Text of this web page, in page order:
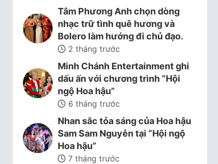
Tâm Phương Anh chọn dòng
nhạc trữ tình quê hương và
Bolero làm hướng đi chủ đạo.
2 tháng trước
Minh Chánh Entertainment ghi
dấu ấn với chương trình “Hội
ngộ Hoa hậu”
6 tháng trước
Nhan sắc tỏa sáng của Hoa hậu
Sam Sam Nguyễn tại “Hội ngộ
Hoa hậu”
7 tháng trước